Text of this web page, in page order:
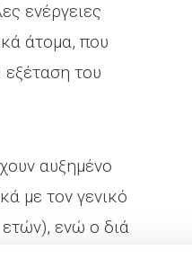
ενέργειες
άτομα, που
εξέταση του
αυξημένο
με τον γενικό
ενώ ο διά
μέχρι την